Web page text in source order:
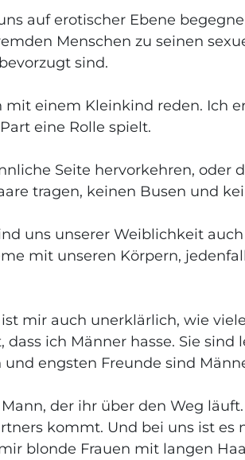
auf erotischer Ebene
Menschen zu seinen
sind.
einem Kleinkind reden. Ich
eine Rolle spielt.
Seite hervorkehren, oder
tragen, keinen Busen und
uns unserer Weiblichkeit
mit unseren Körpern,
mir auch unerklärlich, wie
ich Männer hasse. Sie
engsten Freunde sind
der ihr über den Weg
kommt. Und bei uns ist es
blonde Frauen mit langen